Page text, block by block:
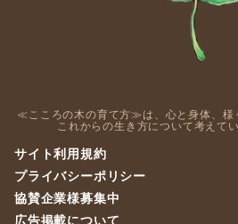
≪こころの木の育て方≫は、心と身体、様
これからの生き方について考えて
サイト利用規約
プライバシーポリシー
協賛企業様募集中
広告掲載について